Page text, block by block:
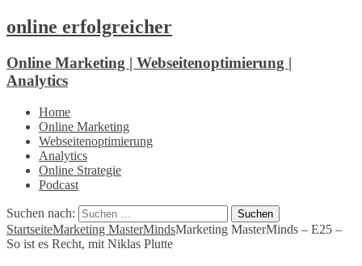
online erfolgreicher
Online Marketing | Webseitenoptimierung |
Analytics
Home
Online Marketing
Webseitenoptimierung
Analytics
Online Strategie
Podcast
Suchen nach:
StartseiteMarketing MasterMindsMarketing MasterMinds – E25 –
So ist es Recht, mit Niklas Plutte